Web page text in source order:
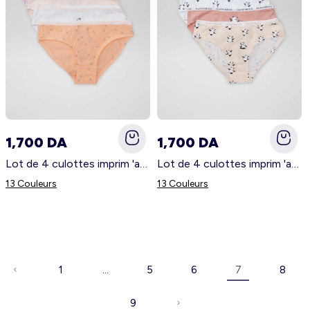
1,700 DA
13 Couleurs
1,700 DA
13 Couleurs
1 … 5 6 7 8
9